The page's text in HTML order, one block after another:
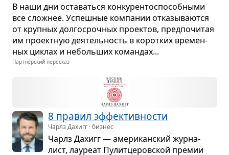
В наши дни оста­ваться кон­ку­рен­то­спо­соб­ными
все слож­нее. Успеш­ные ком­па­нии отка­зы­ва­ются
от круп­ных дол­го­сроч­ных про­ек­тов, пред­по­чи­тая
им про­ект­ную дея­тель­ность в корот­ких вре­мен­
ных цик­лах и неболь­ших коман­дах...
Партнёрский пересказ
8 пра­вил эффек­тив­но­сти
Чарлз Дахигг · бизнес
Чарлз Дахигг — аме­ри­кан­ский жур­на­
лист, лау­реат Пулит­це­ров­ской пре­мии